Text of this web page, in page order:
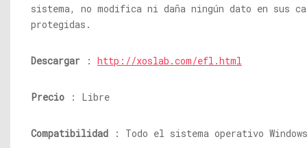
sistema, no modifica ni daña ningún dato en sus
protegidas.
Descargar : http://xoslab.com/efl.html
Precio : Libre
Compatibilidad : Todo el sistema operativo Windows